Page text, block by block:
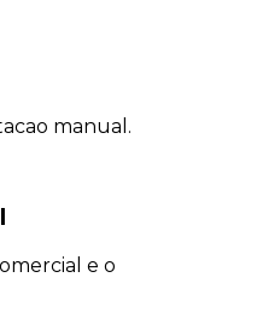
manual.
e o